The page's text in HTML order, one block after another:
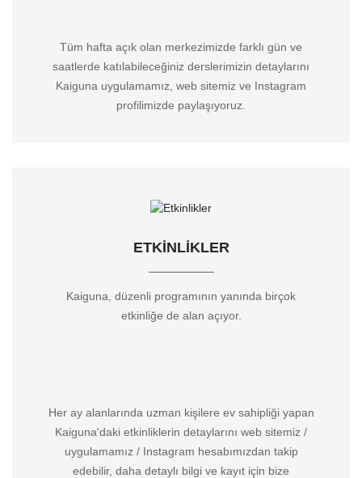
Tüm hafta açık olan merkezimizde farklı gün ve
saatlerde katılabileceğiniz derslerimizin detaylarını
Kaiguna uygulamamız, web sitemiz ve Instagram
profilimizde paylaşıyoruz.
ETKINLIKLER
Kaiguna, düzenli programının yanında birçok
etkinliğe de alan açıyor.
Her ay alanlarında uzman kişilere ev sahipliği yapan
Kaiguna'daki etkinliklerin detaylarını web sitemiz /
uygulamamız / Instagram hesabımızdan takip
edebilir, daha detaylı bilgi ve kayıt için bize